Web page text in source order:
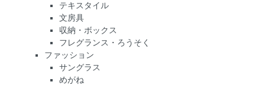
テキスタイル
文房具
収納・ボックス
フレグランス・ろうそく
ファッション
サングラス
めがね